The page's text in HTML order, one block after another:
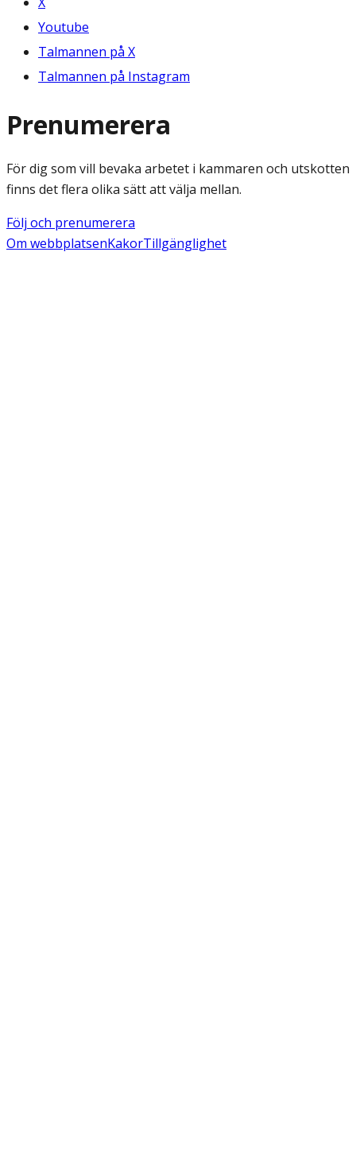
Youtube
Talmannen på X
Talmannen på Instagram
Prenumerera
För dig som vill bevaka arbetet i kammaren och utskotten
finns det flera olika sätt att välja mellan.
Följ och prenumerera
Om webbplatsenKakorTillgänglighet